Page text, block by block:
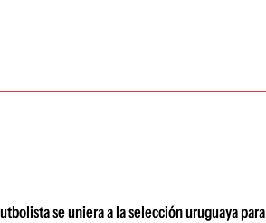
se uniera a la selección uruguaya para